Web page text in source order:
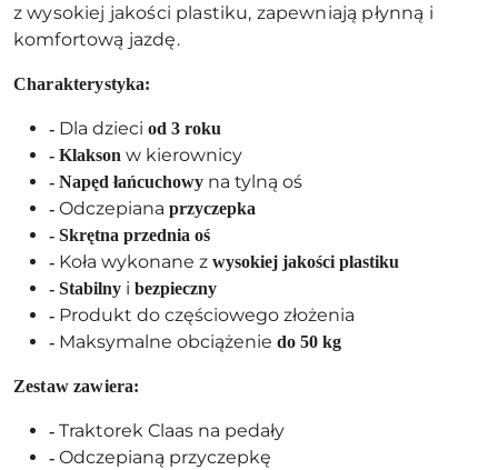
z wysokiej jakości plastiku, zapewniają płynną i
komfortową jazdę.
Charakterystyka:
- Dla dzieci od 3 roku
- Klakson w kierownicy
- Napęd łańcuchowy na tylną oś
- Odczepiana przyczepka
- Skrętna przednia oś
- Koła wykonane z wysokiej jakości plastiku
- Stabilny i bezpieczny
- Produkt do częściowego złożenia
- Maksymalne obciążenie do 50 kg
Zestaw zawiera:
- Traktorek Claas na pedały
- Odczepianą przyczepkę